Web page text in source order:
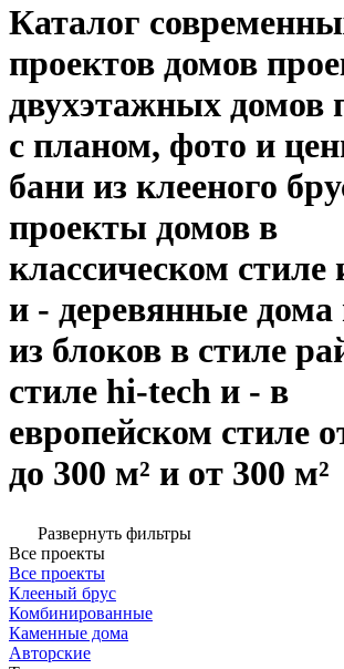
Каталог
проектов домов
двухэтажных домов
с планом, фото и
бани из клееного
проекты домов в
классическом стиле
и - деревянные дома
из блоков в стиле
стиле hi-tech и - в
европейском стиле
до 300 м² и от 300 м²
Развернуть фильтры
Все проекты
Все проекты
Клееный брус
Комбинированные
Каменные дома
Авторские